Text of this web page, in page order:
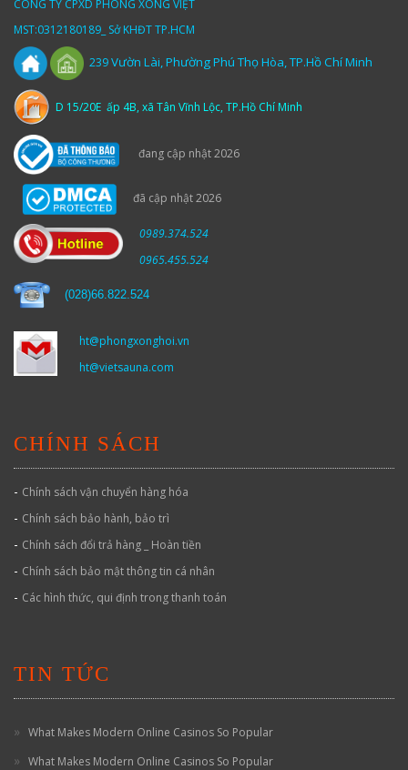
CÔNG TY CPXD PHÒNG XÔNG VIỆT
MST:0312180189_ Sở KHĐT TP.HCM
239Vườn Lài,Phường Phú Thọ Hòa, TP.Hồ Chí Minh
D 15/20E ấp 4B, xã Tân Vĩnh Lộc, TP.Hồ Chí Minh
đang cập nhật 2026
đã cập nhật 2026
0989.374.524
0965.455.524
(028)66.822.524
ht@phongxonghoi.vn
ht@vietsauna.com
CHÍNH SÁCH
- Chính sách vận chuyển hàng hóa
- Chính sách bảo hành, bảo trì
- Chính sách đổi trả hàng _ Hoàn tiền
- Chính sách bảo mật thông tin cá nhân
- Các hình thức, qui định trong thanh toán
TIN TỨC
What Makes Modern Online Casinos So Popular
What Makes Modern Online Casinos So Popular